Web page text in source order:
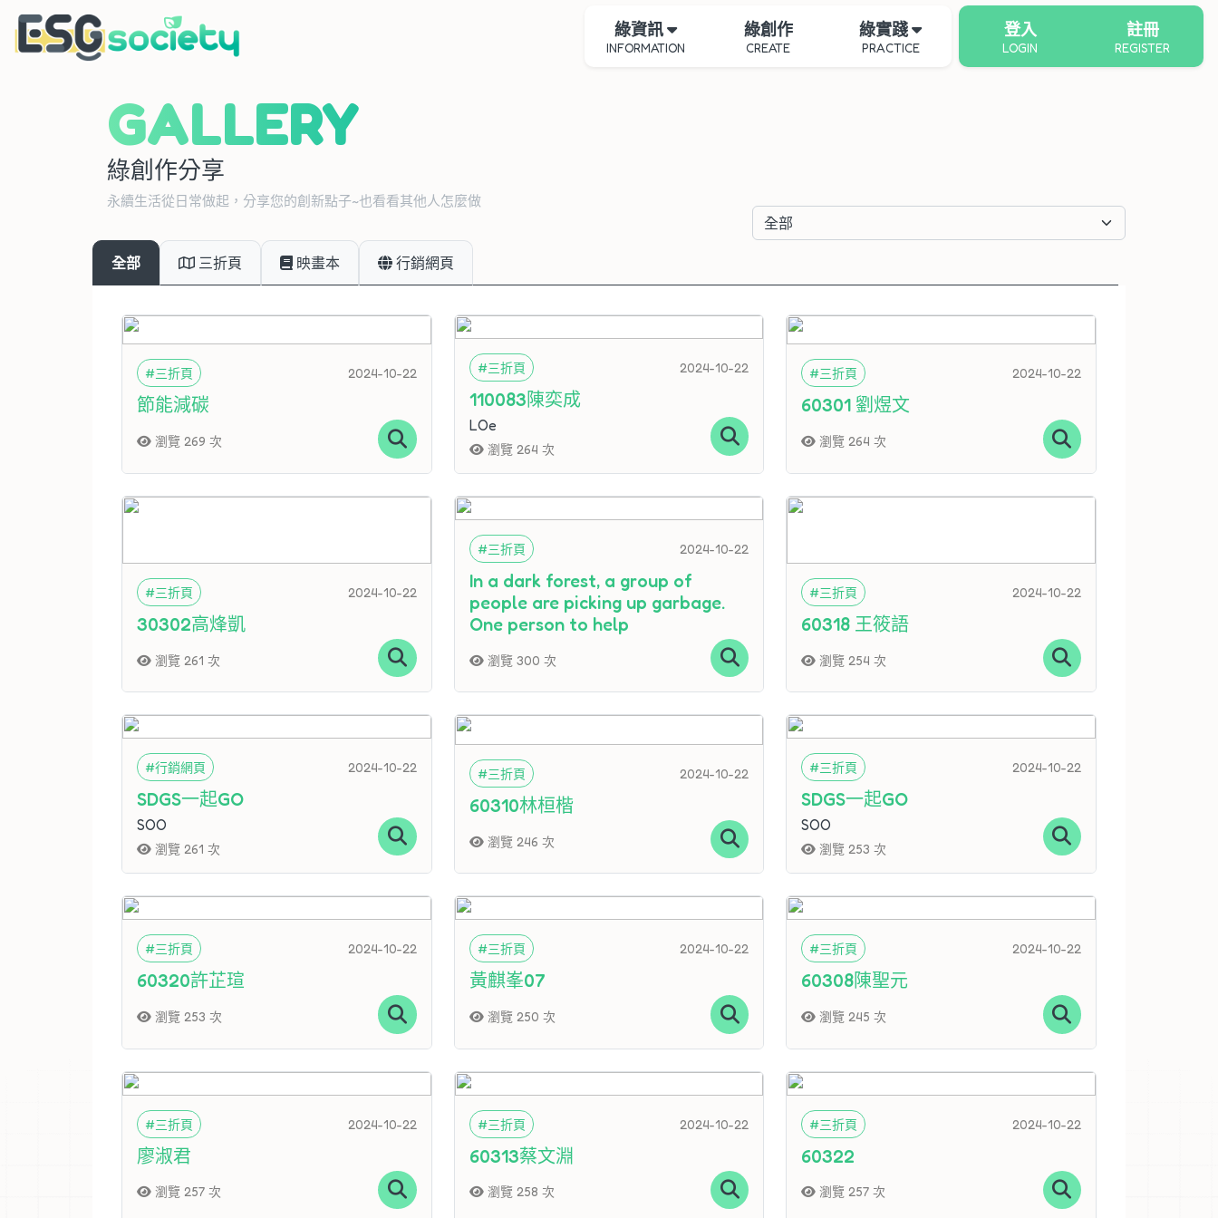
綠資訊
INFORMATION
綠創作
CREATE
綠實踐
PRACTICE
登入
LOGIN
註冊
REGISTER
GALLERY
綠創作分享
永續生活從日常做起，分享您的創新點子~也看看其他人怎麼做
全部 三折頁 映畫本 行銷網頁
#三折頁 2024-10-22
節能減碳
瀏覽 269 次
#三折頁 2024-10-22
110083陳奕成
LOe
瀏覽 264 次
#三折頁 2024-10-22
60301 劉煜文
瀏覽 264 次
#三折頁 2024-10-22
30302高烽凱
瀏覽 261 次
#三折頁 2024-10-22
In a dark forest, a group of
people are picking up garbage.
One person to help
瀏覽 300 次
#三折頁 2024-10-22
60318 王筱語
瀏覽 254 次
#行銷網頁 2024-10-22
SDGS一起GO
SOO
瀏覽 261 次
#三折頁 2024-10-22
60310林桓楷
瀏覽 246 次
#三折頁 2024-10-22
SDGS一起GO
SOO
瀏覽 253 次
#三折頁 2024-10-22
60320許芷瑄
瀏覽 253 次
#三折頁 2024-10-22
黃麒峯07
瀏覽 250 次
#三折頁 2024-10-22
60308陳聖元
瀏覽 245 次
#三折頁 2024-10-22
廖淑君
瀏覽 257 次
#三折頁 2024-10-22
60313蔡文淵
瀏覽 258 次
#三折頁 2024-10-22
60322
瀏覽 257 次